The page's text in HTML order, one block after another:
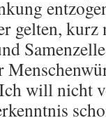
gelten, kurz
will nicht